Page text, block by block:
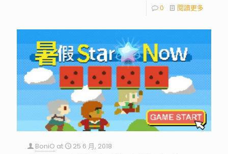
0 閱讀更多
BoniO at
25 6 月, 2018